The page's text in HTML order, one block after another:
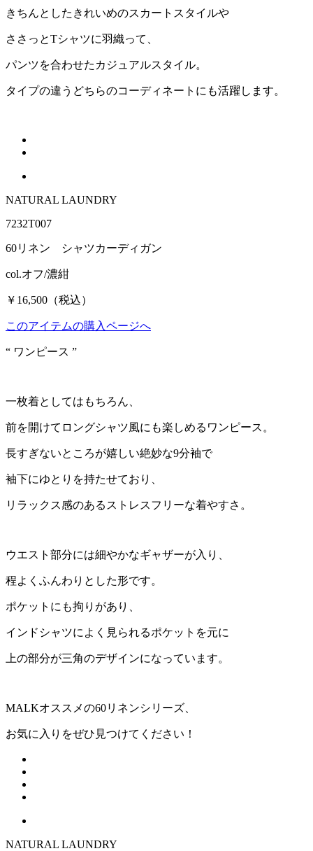
きちんとしたきれいめのスカートスタイルや
ささっとTシャツに羽織って、
パンツを合わせたカジュアルスタイル。
タイプの違うどちらのコーディネートにも活躍します。
NATURAL LAUNDRY
7232T007
60リネン シャツカーディガン
col.オフ/濃紺
￥16,500（税込）
このアイテムの購入ページへ
“ ワンピース ”
一枚着としてはもちろん、
前を開けてロングシャツ風にも楽しめるワンピース。
長すぎないところが嬉しい絶妙な9分袖で
袖下にゆとりを持たせており、
リラックス感のあるストレスフリーな着やすさ。
ウエスト部分には細やかなギャザーが入り、
程よくふんわりとした形です。
ポケットにも拘りがあり、
インドシャツによく見られるポケットを元に
上の部分が三角のデザインになっています。
MALKオススメの60リネンシリーズ、
お気に入りをぜひ見つけてください！
NATURAL LAUNDRY